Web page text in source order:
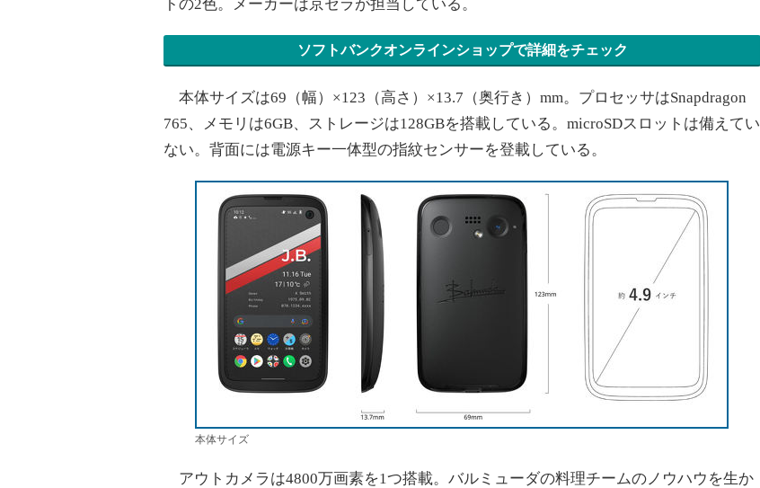
トの2色。メーカーは京セラが担当している。
ソフトバンクオンラインショップで詳細をチェック
本体サイズは69（幅）×123（高さ）×13.7（奥行き）mm。プロセッサはSnapdragon
765、メモリは6GB、ストレージは128GBを搭載している。microSDスロットは備えてい
ない。背面には電源キー一体型の指紋センサーを登載している。
本体サイズ
アウトカメラは4800万画素を1つ搭載。バルミューダの料理チームのノウハウを生か